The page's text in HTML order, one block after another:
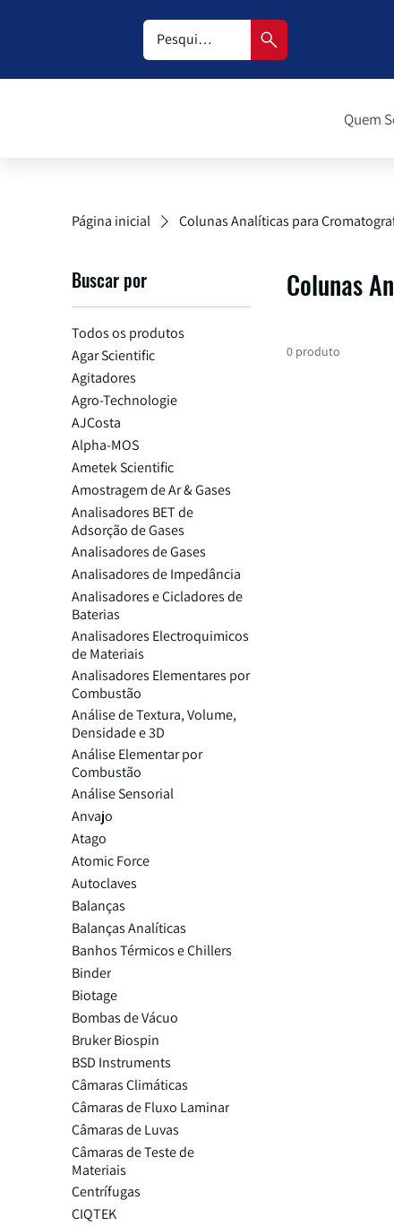
Quem
Página inicial Colunas Analíticas para
Buscar por
Todos os produtos
Agar Scientific
Agitadores
Agro-Technologie
AJCosta
Alpha-MOS
Ametek Scientific
Amostragem de Ar & Gases
Analisadores BET de
Adsorção de Gases
Analisadores de Gases
Analisadores de Impedância
Analisadores e Cicladores de
Baterias
Analisadores Electroquimicos
de Materiais
Analisadores Elementares por
Combustão
Análise de Textura, Volume,
Densidade e 3D
Análise Elementar por
Combustão
Análise Sensorial
Anvajo
Atago
Atomic Force
Autoclaves
Balanças
Balanças Analíticas
Banhos Térmicos e Chillers
Binder
Biotage
Bombas de Vácuo
Bruker Biospin
BSD Instruments
Câmaras Climáticas
Câmaras de Fluxo Laminar
Câmaras de Luvas
Câmaras de Teste de
Materiais
Centrífugas
CIQTEK
Colunas
0 produto